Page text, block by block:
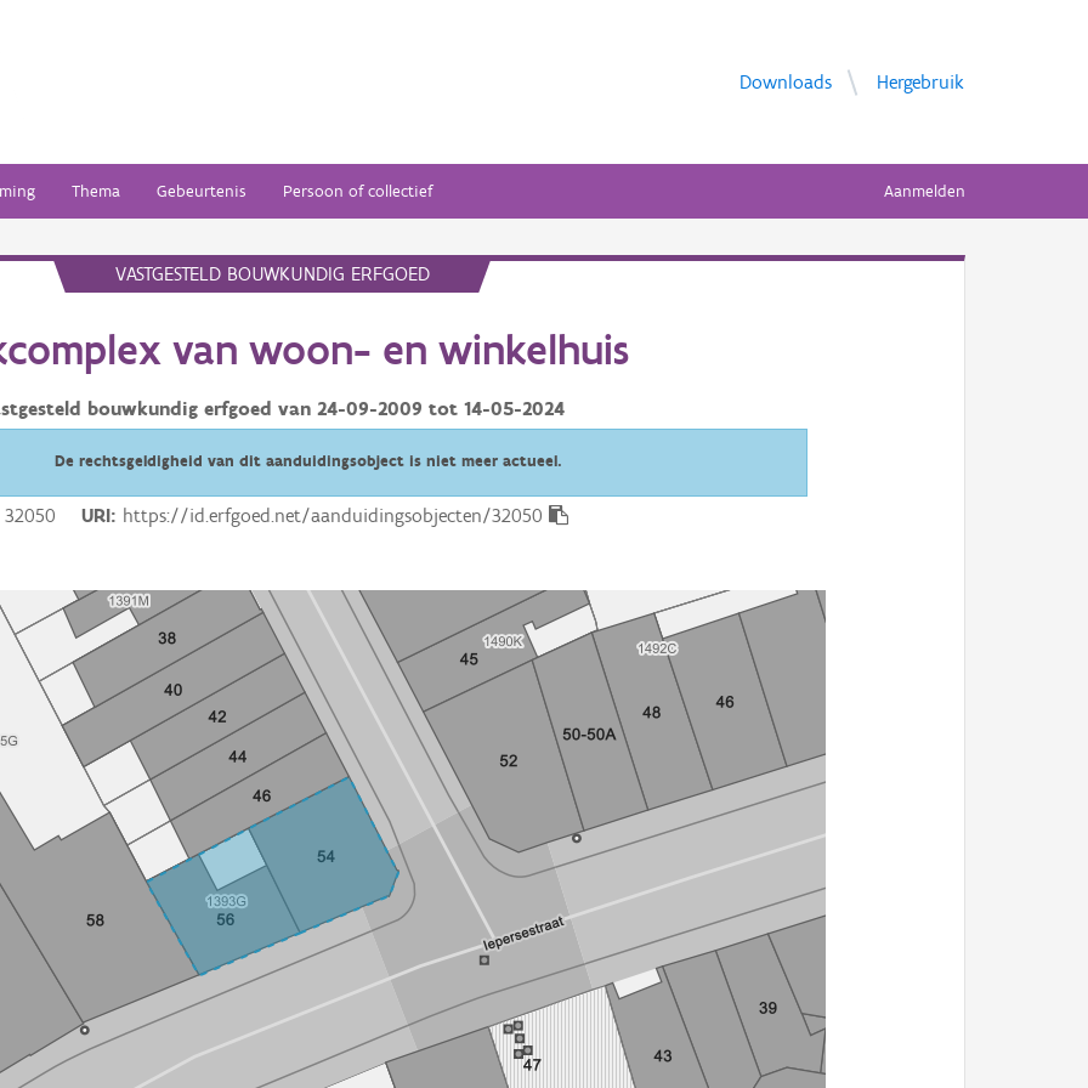
Downloads Hergebruik
Thema Gebeurtenis Persoon of collectief Aanmelden
VASTGESTELD BOUWKUNDIG ERFGOED
van woon- en winkelhuis
bouwkundig erfgoed van 24-09-2009 tot 14-05-2024
De rechtsgeldigheid van dit aanduidingsobject is niet meer actueel.
32050 URI https://id.erfgoed.net/aanduidingsobjecten/32050